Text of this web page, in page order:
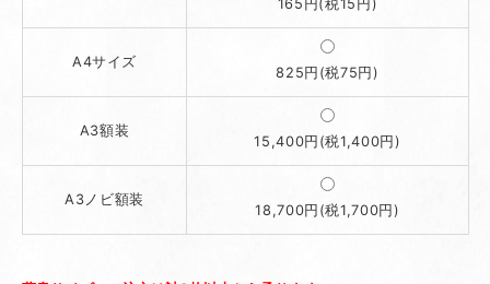
165円(税15円)
A4サイズ
825円(税75円)
A3額装
15,400円(税1,400円)
A3ノビ額装
18,700円(税1,700円)